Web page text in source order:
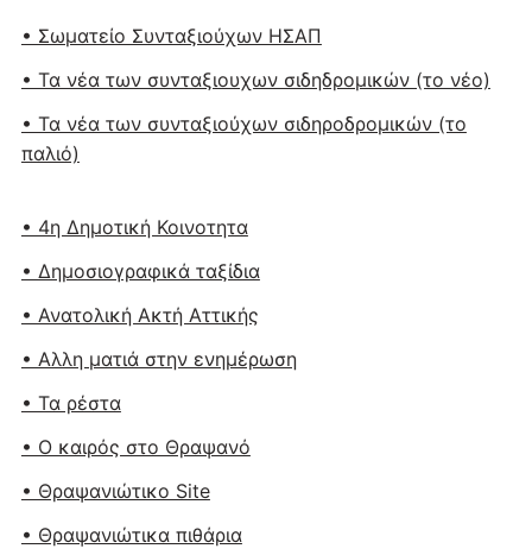
• Σωματείο Συνταξιούχων ΗΣΑΠ
• Τα νέα των συνταξιουχων σιδηδρομικών (το νέο)
• Τα νέα των συνταξιούχων σιδηροδρομικών (το
παλιό)
• 4η Δημοτική Κοινοτητα
• Δημοσιογραφικά ταξίδια
• Ανατολική Ακτή Αττικής
• Αλλη ματιά στην ενημέρωση
• Τα ρέστα
• Ο καιρός στο Θραψανό
• Θραψανιώτικο Site
• Θραψανιώτικα πιθάρια